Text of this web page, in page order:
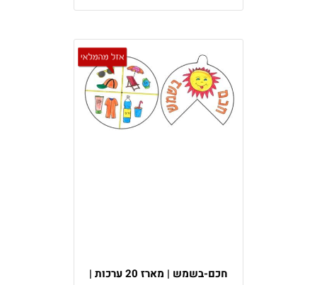
חכם-בשמש | מארז 20 ערכות |